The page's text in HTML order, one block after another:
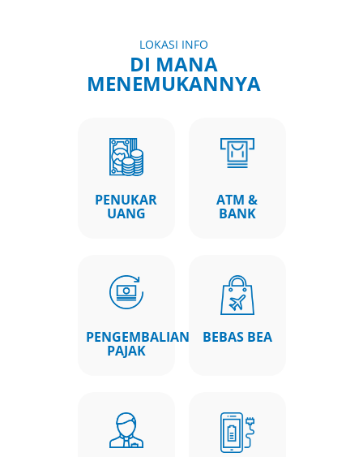
LOKASI INFO
DI MANA
MENEMUKANNYA
PENUKAR
UANG
ATM &
BANK
PENGEMBALIAN
PAJAK
BEBAS BEA